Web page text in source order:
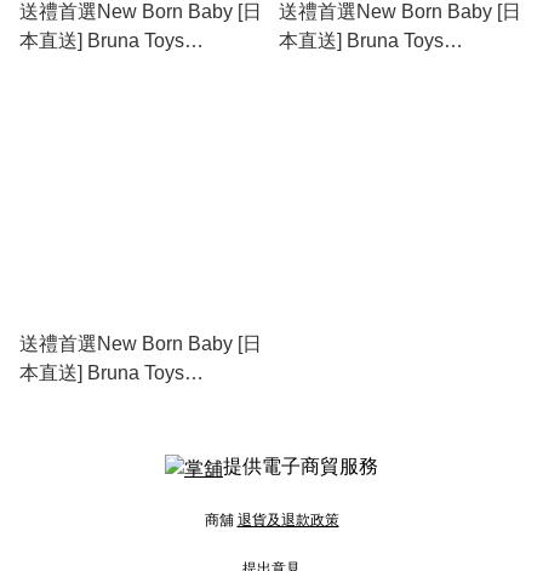
送禮首選New Born Baby [日
本直送] Bruna Toys
送禮首選New Born Baby [日
本直送] Bruna Toys
送禮首選New Born Baby [日
本直送] Bruna Toys
提供電子商貿服務
商舖 退貨及退款政策